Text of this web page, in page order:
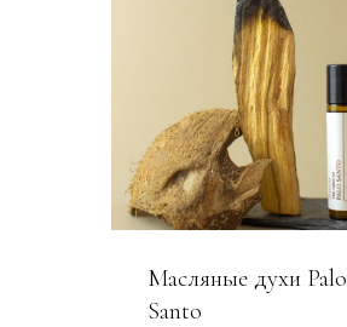
Масляные духи Palo
Santo